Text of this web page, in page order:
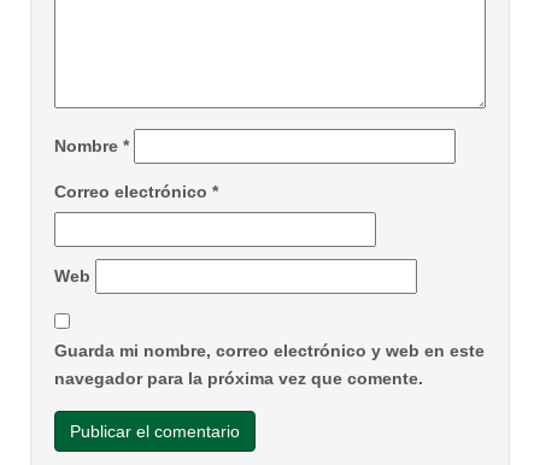
Nombre *
Correo electrónico *
Web
Guarda mi nombre, correo electrónico y web en este
navegador para la próxima vez que comente.